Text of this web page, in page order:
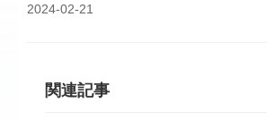
2024-02-21
関連記事